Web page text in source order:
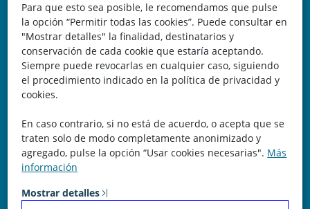
Para que esto sea posible, le recomendamos que pulse
la opción “Permitir todas las cookies”. Puede consultar en
"Mostrar detalles" la finalidad, destinatarios y
conservación de cada cookie que estaría aceptando.
Siempre puede revocarlas en cualquier caso, siguiendo
el procedimiento indicado en la política de privacidad y
cookies.
En caso contrario, si no está de acuerdo, o acepta que se
traten solo de modo completamente anonimizado y
agregado, pulse la opción “Usar cookies necesarias". Más
información
Mostrar detalles
Teléfono: 646 672 931
Email: bomberocallejero@gmail.com
Trayectoria
Nuestra Experiencia nos avala. Llevamos más de 25 años
dedicados a la cartografía vectorial y digital. (Pc-Díez)
Garantía de tu éxito con la prueba del callejero o territorio.
¡Rechaza Imitaciones!, equipo humano y soporte real detrás
de la plataforma.